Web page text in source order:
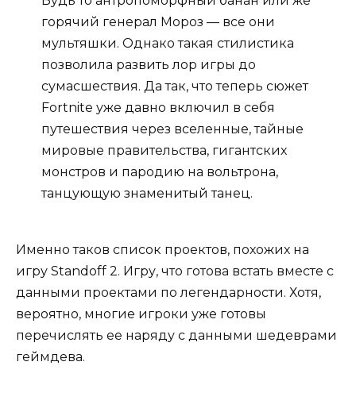
горячий генерал Мороз — все они
мультяшки. Однако такая стилистика
позволила развить лор игры до
сумасшествия. Да так, что теперь сюжет
Fortnite уже давно включил в себя
путешествия через вселенные, тайные
мировые правительства, гигантских
монстров и пародию на вольтрона,
танцующую знаменитый танец.
Именно таков список проектов, похожих на
игру Standoff 2. Игру, что готова встать вместе с
данными проектами по легендарности. Хотя,
вероятно, многие игроки уже готовы
перечислять ее наряду с данными шедеврами
геймдева.